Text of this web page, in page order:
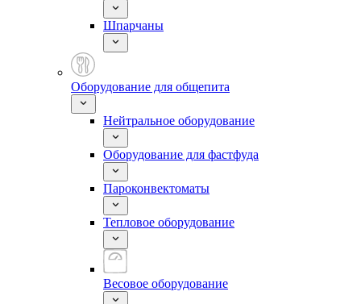
Шпарчаны
Оборудование для общепита
Нейтральное оборудование
Оборудование для фастфуда
Пароконвектоматы
Тепловое оборудование
Весовое оборудование